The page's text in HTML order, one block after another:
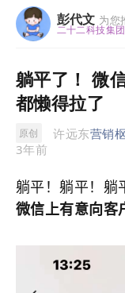
彭代文 为您
二十二科技集
躺平了！ 微
都懒得拉了
原创 许远东营销
3年前
躺平！躺平！躺
微信上有意向客